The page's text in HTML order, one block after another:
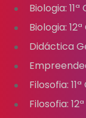
Biologia: 11ª
Biologia:
Didáctica
Filosofia:
Filosofia: